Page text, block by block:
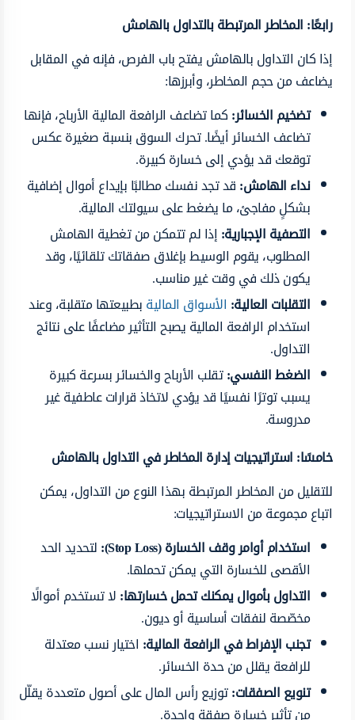
رابعًا: المخاطر المرتبطة بالتداول بالهامش
إذا كان التداول بالهامش يفتح باب الفرص، فإنه في المقابل
يضاعف من حجم المخاطر، وأبرزها:
تضخيم الخسائر:كما تضاعف الرافعة المالية الأرباح، فإنها
تضاعف الخسائر أيضًا. تحرك السوق بنسبة صغيرة عكس
توقعك قد يؤدي إلى خسارة كبيرة.
نداء الهامش:قد تجد نفسك مطالبًا بإيداع أموال إضافية
بشكلٍ مفاجئ، ما يضغط على سيولتك المالية.
التصفية الإجبارية:إذا لم تتمكن من تغطية الهامش
المطلوب، يقوم الوسيط بإغلاق صفقاتك تلقائيًا، وقد
يكون ذلك في وقت غير مناسب.
التقلبات العالية: الأسواق الماليةبطبيعتها متقلبة، وعند
استخدام الرافعة المالية يصبح التأثير مضاعفًا على نتائج
التداول.
الضغط النفسي:تقلب الأرباح والخسائر بسرعة كبيرة
يسبب توترًا نفسيًا قد يؤدي لاتخاذ قرارات عاطفية غير
مدروسة.
خامسًا: استراتيجيات إدارة المخاطر في التداول بالهامش
للتقليل من المخاطر المرتبطة بهذا النوع من التداول، يمكن
اتباع مجموعة من الاستراتيجيات:
استخدام أوامر وقف الخسارة (Stop Loss):
لتحديد الحد
الأقصى للخسارة التي يمكن تحملها.
التداول بأموال يمكنك تحمل خسارتها:لا تستخدم أموالًا
مخصّصة لنفقات أساسية أو ديون.
تجنب الإفراط في الرافعة المالية: اختيار نسب معتدلة
للرافعة يقلل من حدة الخسائر.
تنويع الصفقات:توزيع رأس المال على أصول متعددة يقلّل
من تأثير خسارة صفقة واحدة.